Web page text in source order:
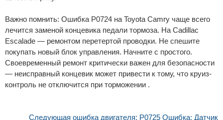
Важно помнить: Ошибка P0724 на Toyota Camry чаще всего
лечится заменой концевика педали тормоза. На Cadillac
Escalade — ремонтом перетертой проводки. Не спешите
покупать новый блок управления. Начните с простого.
Своевременный ремонт критически важен для безопасности
— неисправный концевик может привести к тому, что круиз-
контроль не отключится при торможении .
Следующая ошибка двигателя: P0725 Ошибка: Датчик